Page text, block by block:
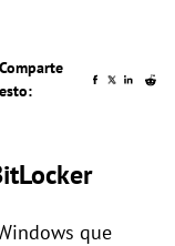
Comparte
esto:
que